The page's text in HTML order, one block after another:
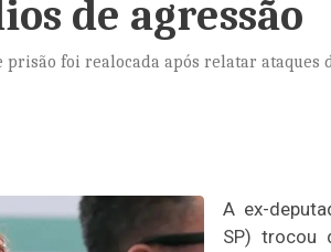
de agressão
prisão foi realocada após relatar ataques
A ex-
SP) trocou